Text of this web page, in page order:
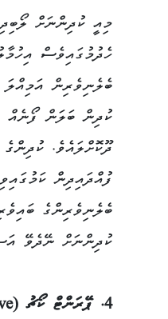
މިއީ ކުދިންނަށް
ހެދުމުގައިވެސް
ބެލެނިވެރިން
ކުދިން ބަލަން ފޯނެއް
ދޫކޮށްލައެވެ.
ފުއްދައިދިން
ބެލެނިވެރިންގެ
ކުދިންނަށް ނޭދެވޭ
4. ޕޭރަންޓް ކޯޗު (Authoritative)